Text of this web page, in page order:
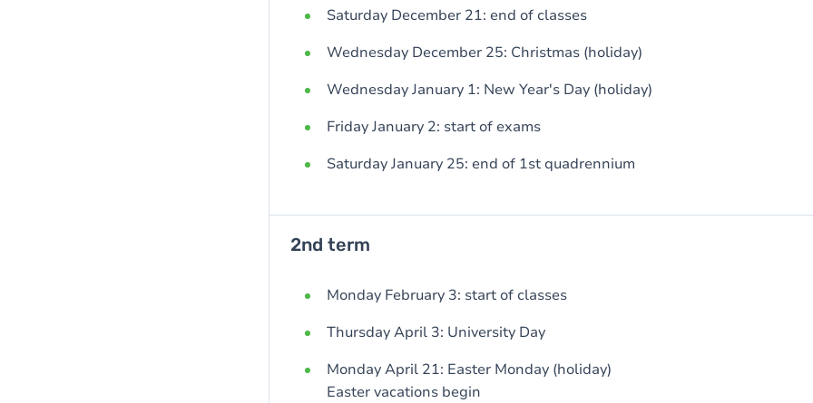
Saturday December 21: end of classes
Wednesday December 25: Christmas (holiday)
Wednesday January 1: New Year's Day (holiday)
Friday January 2: start of exams
Saturday January 25: end of 1st quadrennium
2nd term
Monday February 3: start of classes
Thursday April 3: University Day
Monday April 21: Easter Monday (holiday)
Easter vacations begin